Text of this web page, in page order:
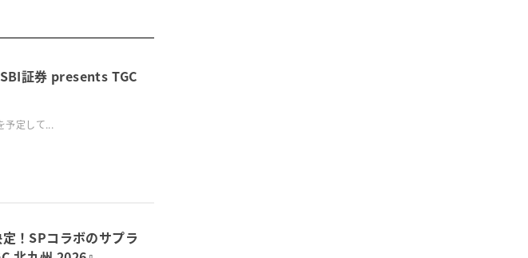
証券 presents TGC
予定して...
！SPコラボのサプラ